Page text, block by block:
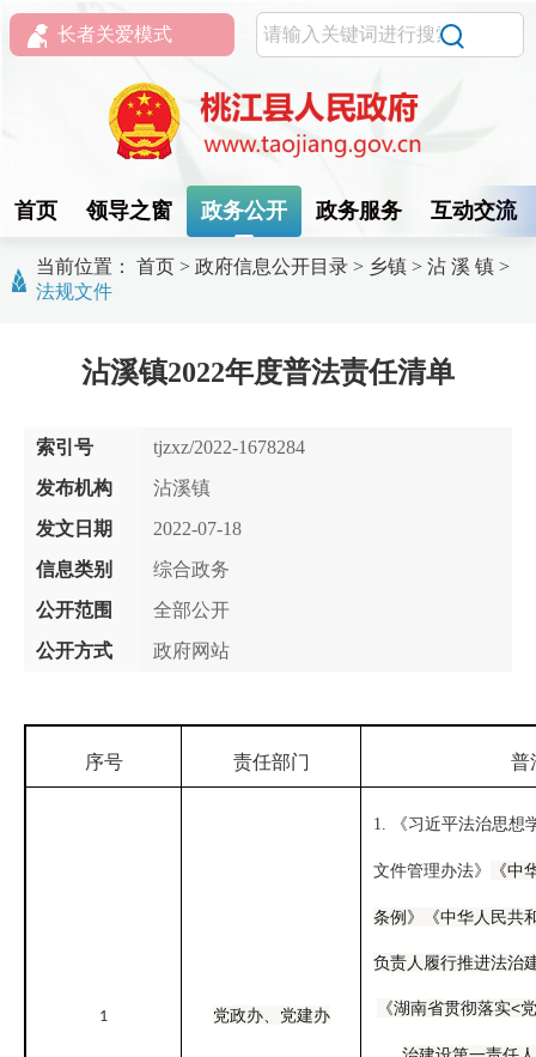
长者关爱模式
首页 领导之窗 政务公开 政务服务 互动交流
当前位置： 首页 > 政府信息公开目录 > 乡镇 > 沾 溪 镇 >
法规文件
沾溪镇2022年度普法责任清单
索引号
tjzxz/2022-1678284
发布机构
沾溪镇
发文日期
2022-07-18
信息类别
综合政务
公开范围
全部公开
公开方式
政府网站
序号 责任部门 普
1 党政办、党建办
1. 《习近平法治思想
文件管理办法》 《中
条例》《中华人民共
负责人履行推进法治
《湖南省贯彻落实<